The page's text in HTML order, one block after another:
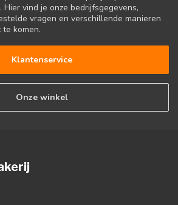
vind je onze bedrijfsgegevens,
vragen en verschillende manieren
komen.
Klantenservice
Onze winkel